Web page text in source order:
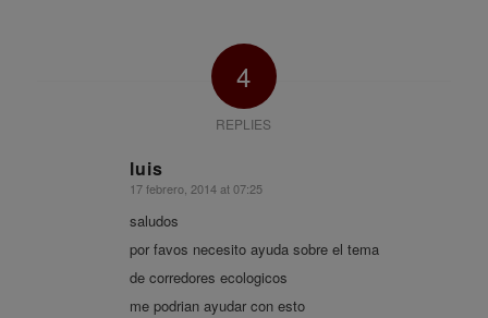
4
REPLIES
luis
says:
17 febrero, 2014 at 07:25
saludos
por favos necesito ayuda sobre el tema
de corredores ecologicos
me podrian ayudar con esto